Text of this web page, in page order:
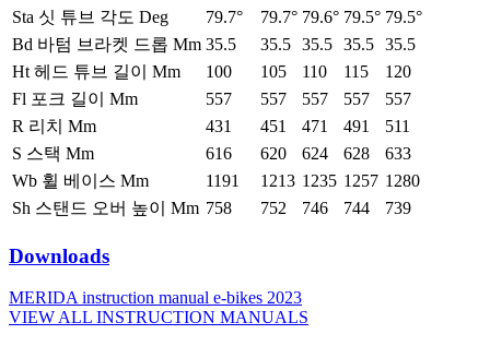
Sta 싯 튜브 각도 Deg
79.7° 79.7° 79.6° 79.5° 79.5°
Bd 바텀 브라켓 드롭 Mm 35.5 35.5 35.5 35.5 35.5
Ht 헤드 튜브 길이 Mm
100 105 110 115
120
Fl 포크 길이 Mm
557 557 557 557
557
R 리치 Mm
431 451 471 491
511
S 스택 Mm
616 620 624 628
633
Wb 휠 베이스 Mm
1191 1213 1235 1257 1280
Sh 스탠드 오버 높이 Mm 758 752 746 744 739
Downloads
MERIDA instruction manual e-bikes 2023
VIEW ALL INSTRUCTION MANUALS